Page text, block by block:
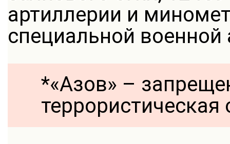
артиллерии и
специальной
*«Азов» –
террористическая